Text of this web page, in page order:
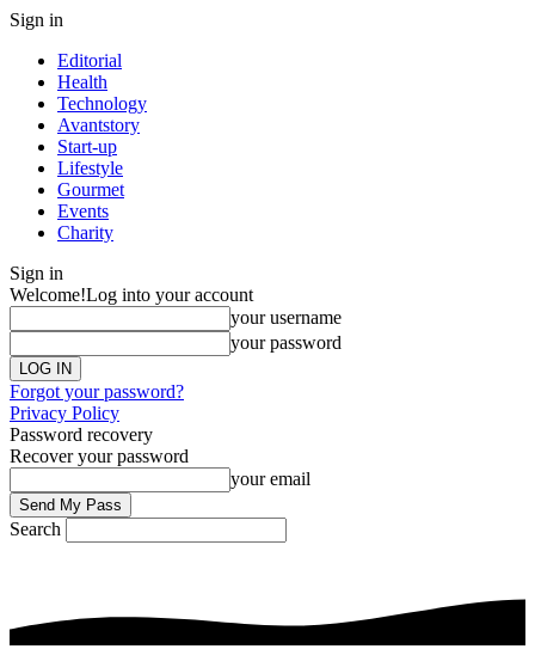
Sign in
Editorial
Health
Technology
Avantstory
Start-up
Lifestyle
Gourmet
Events
Charity
Sign in
Welcome!Log into your account
your username
your password
Forgot your password?
Privacy Policy
Password recovery
Recover your password
your email
Search